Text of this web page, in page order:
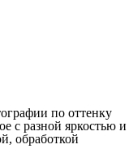
по оттенку
с разной яркостью и
обработкой